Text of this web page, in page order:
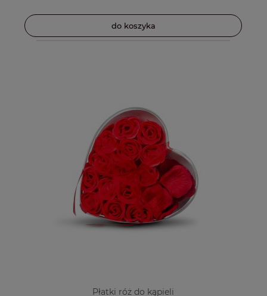
do koszyka
Płatki róż do kąpieli